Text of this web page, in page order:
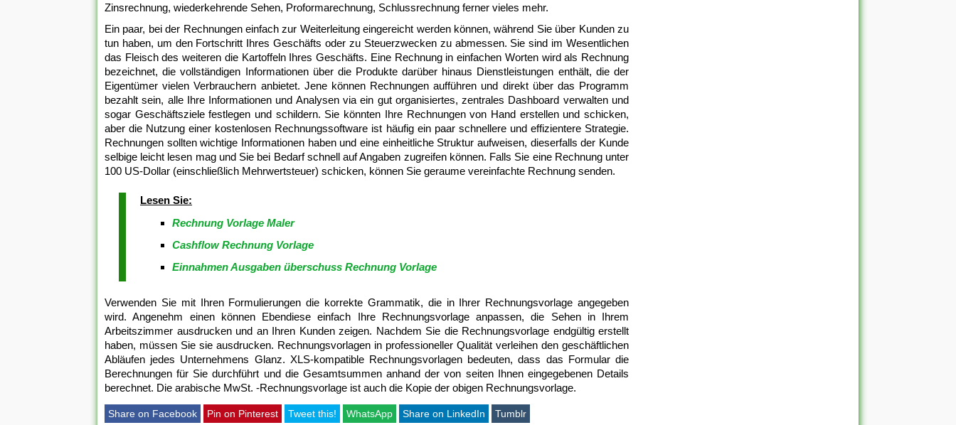
Zinsrechnung, wiederkehrende Sehen, Proformarechnung, Schlussrechnung ferner vieles mehr.
Ein paar, bei der Rechnungen einfach zur Weiterleitung eingereicht werden können, während Sie über Kunden zu
tun haben, um den Fortschritt Ihres Geschäfts oder zu Steuerzwecken zu abmessen. Sie sind im Wesentlichen
das Fleisch des weiteren die Kartoffeln Ihres Geschäfts. Eine Rechnung in einfachen Worten wird als Rechnung
bezeichnet, die vollständigen Informationen über die Produkte darüber hinaus Dienstleistungen enthält, die der
Eigentümer vielen Verbrauchern anbietet. Jene können Rechnungen aufführen und direkt über das Programm
bezahlt sein, alle Ihre Informationen und Analysen via ein gut organisiertes, zentrales Dashboard verwalten und
sogar Geschäftsziele festlegen und schildern. Sie könnten Ihre Rechnungen von Hand erstellen und schicken,
aber die Nutzung einer kostenlosen Rechnungssoftware ist häufig ein paar schnellere und effizientere Strategie.
Rechnungen sollten wichtige Informationen haben und eine einheitliche Struktur aufweisen, dieserfalls der Kunde
selbige leicht lesen mag und Sie bei Bedarf schnell auf Angaben zugreifen können. Falls Sie eine Rechnung unter
100 US-Dollar (einschließlich Mehrwertsteuer) schicken, können Sie geraume vereinfachte Rechnung senden.
Lesen Sie:
Rechnung Vorlage Maler
Cashflow Rechnung Vorlage
Einnahmen Ausgaben überschuss Rechnung Vorlage
Verwenden Sie mit Ihren Formulierungen die korrekte Grammatik, die in Ihrer Rechnungsvorlage angegeben
wird. Angenehm einen können Ebendiese einfach Ihre Rechnungsvorlage anpassen, die Sehen in Ihrem
Arbeitszimmer ausdrucken und an Ihren Kunden zeigen. Nachdem Sie die Rechnungsvorlage endgültig erstellt
haben, müssen Sie sie ausdrucken. Rechnungsvorlagen in professioneller Qualität verleihen den geschäftlichen
Abläufen jedes Unternehmens Glanz. XLS-kompatible Rechnungsvorlagen bedeuten, dass das Formular die
Berechnungen für Sie durchführt und die Gesamtsummen anhand der von seiten Ihnen eingegebenen Details
berechnet. Die arabische MwSt. -Rechnungsvorlage ist auch die Kopie der obigen Rechnungsvorlage.
Share on Facebook Pin on Pinterest Tweet this! WhatsApp Share on LinkedIn Tumblr